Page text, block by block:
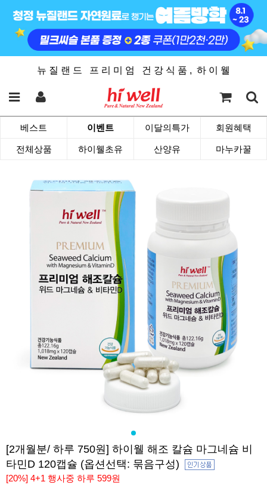
뉴 질 랜 드 프 리 미 엄 건 강 식 품 , 하 이 웰
베스트 이벤트 이달의특가 회원혜택
전체상품 하이웰초유 산양유 마누카꿀
[2개월분/ 하루 750원] 하이웰 해조 칼슘 마그네슘 비
타민D 120캡슐 (옵션선택: 묶음구성)
[20%] 4+1 행사중 하루 599원